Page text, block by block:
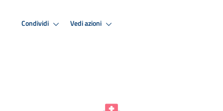
Condividi Vedi azioni